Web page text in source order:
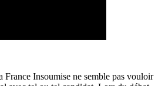
France Insoumise ne semble pas vouloir